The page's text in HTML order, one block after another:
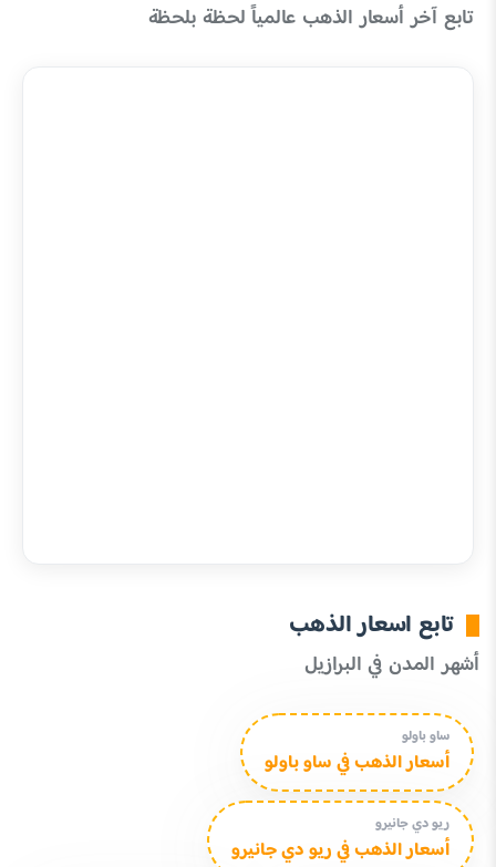
تابع آخر أسعار الذهب عالمياً لحظة بلحظة
تابع اسعار الذهب
أشهر المدن في البرازيل
ساو باولو
أسعار الذهب في ساو باولو
ريو دي جانيرو
أسعار الذهب في ريو دي جانيرو